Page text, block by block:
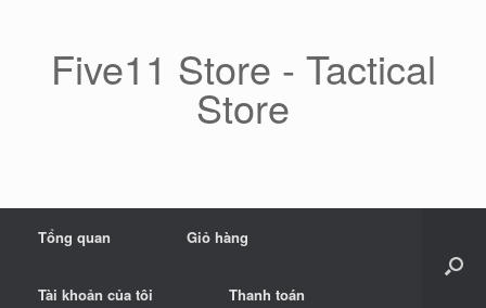
Five11 Store - Tactical
Store
Tổng quan Giỏ hàng
Tài khoản của tôi Thanh toán